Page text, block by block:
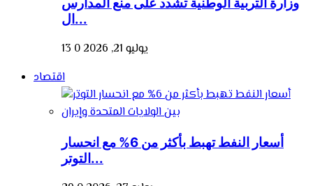
وزارة التربية الوطنية تشدد على منع المدارس
ال...
يوليو 21, 2026 0
13
اقتصاد
أسعار النفط تهبط بأكثر من 6% مع انحسار
التوتر...